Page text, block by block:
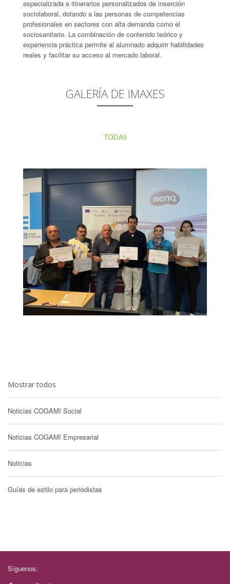
especializada e itinerarios personalizados de inserción
sociolaboral, dotando a las personas de competencias
profesionales en sectores con alta demanda como el
sociosanitario. La combinación de contenido teórico y
experiencia práctica permite al alumnado adquirir habilidades
reales y facilitar su acceso al mercado laboral.
GALERÍA DE IMAXES
TODAS
Mostrar todos
Noticias COGAMI Social
Noticias COGAMI Empresarial
Noticias
Guías de estilo para periodistas
Síguenos: